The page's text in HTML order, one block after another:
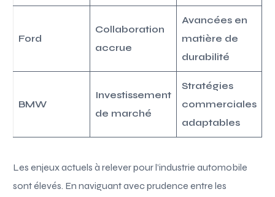
Ford
Collaboration
accrue
Avancées en
matière de
durabilité
BMW
Investissement
de marché
Stratégies
commerciales
adaptables
Les enjeux actuels à relever pour l’industrie automobile
sont élevés. En naviguant avec prudence entre les